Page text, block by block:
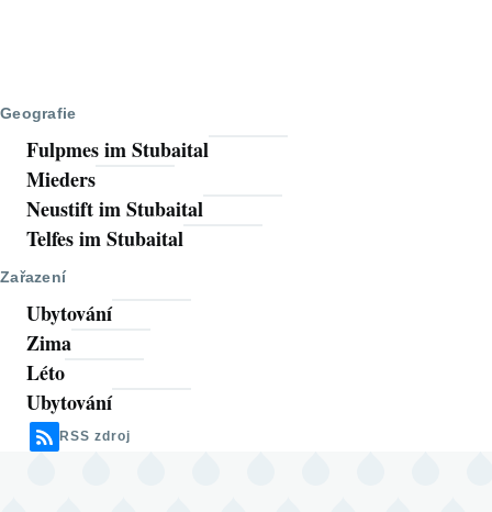
Geografie
Fulpmes im Stubaital
Mieders
Neustift im Stubaital
Telfes im Stubaital
Zařazení
Ubytování
Zima
Léto
Ubytování
RSS zdroj